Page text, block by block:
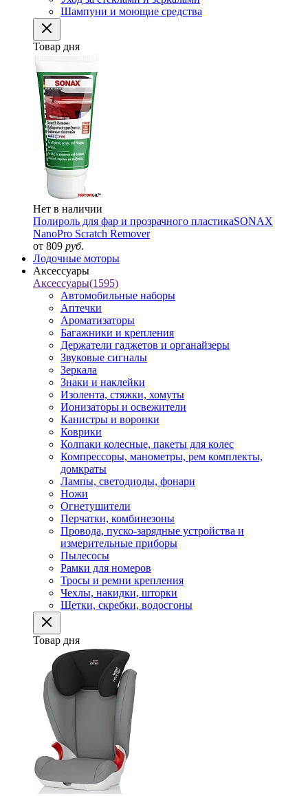
Шампуни и моющие средства
Товар дня
Нет в наличии
Полироль для фар и прозрачного пластикаSONAX
NanoPro Scratch Remover
от 809 руб.
Лодочные моторы
Аксессуары
Аксессуары(1595)
Автомобильные наборы
Аптечки
Ароматизаторы
Багажники и крепления
Держатели гаджетов и органайзеры
Звуковые сигналы
Зеркала
Знаки и наклейки
Изолента, стяжки, хомуты
Ионизаторы и освежители
Канистры и воронки
Коврики
Колпаки колесные, пакеты для колес
Компрессоры, манометры, рем комплекты,
домкраты
Лампы, светодиоды, фонари
Ножи
Огнетушители
Перчатки, комбинезоны
Провода, пуско-зарядные устройства и
измерительные приборы
Пылесосы
Рамки для номеров
Тросы и ремни крепления
Чехлы, накидки, шторки
Щетки, скребки, водосгоны
Товар дня